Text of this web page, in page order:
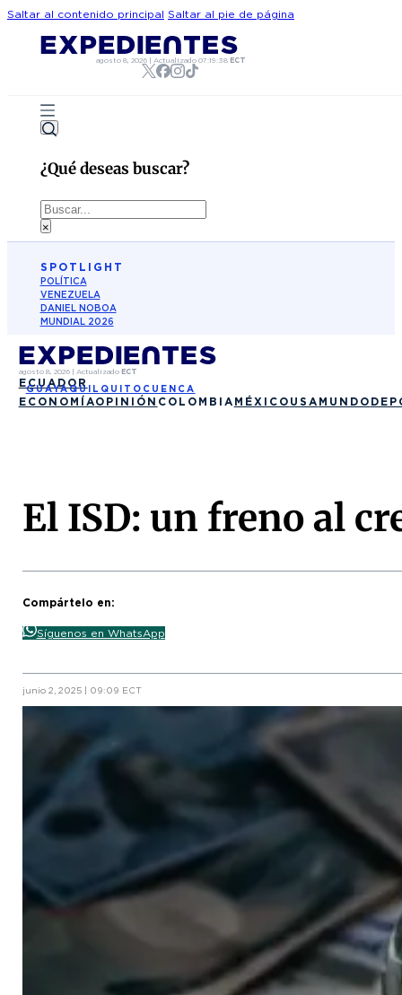
Saltar al contenido principal Saltar al pie de página
agosto 8, 2026| Actualizado 07:19:38 ECT
¿Qué deseas buscar?
Buscar
×
SPOTLIGHT
POLÍTICA
VENEZUELA
DANIEL NOBOA
MUNDIAL 2026
agosto 8, 2026| Actualizado ECT
ECUADOR
GUAYAQUIL QUITO CUENCA
ECONOMÍAOPINIÓN COLOMBIA MÉXICO USA MUNDO
El ISD: un freno al
Compártelo en:
Síguenos en WhatsApp
junio 2, 2025 | 09:09 ECT